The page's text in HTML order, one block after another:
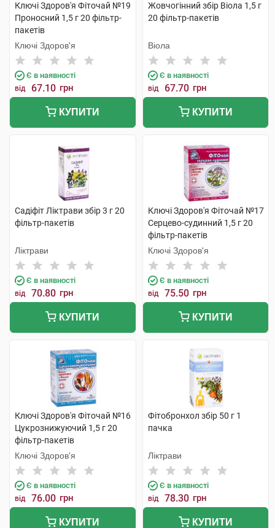
Ключі Здоров'я Фіточай №19
Проносний 1,5 г 20 фільтр-
пакетів
Ключі Здоров'я
Є в наявності
від 67.10 грн
КУПИТИ
Жовчогінний збір Віола 1,5 г
20 фільтр-пакетів
Віола
Є в наявності
від 67.70 грн
КУПИТИ
Садіфіт Ліктрави збір 3 г 20
фільтр-пакетів
Ліктрави
Є в наявності
від 70.80 грн
КУПИТИ
Ключі Здоров'я Фіточай №17
Серцево-судинний 1,5 г 20
фільтр-пакетів
Ключі Здоров'я
Є в наявності
від 75.50 грн
КУПИТИ
Ключі Здоров'я Фіточай №16
Цукрознижуючий 1,5 г 20
фільтр-пакетів
Ключі Здоров'я
Є в наявності
від 76.00 грн
КУПИТИ
Фітобронхол збір 50 г 1
пачка
Ліктрави
Є в наявності
від 78.30 грн
КУПИТИ